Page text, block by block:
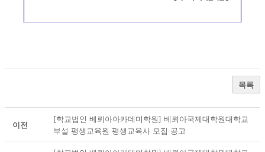
목록
이전
[학교법인 베뢰아아카데미학원] 베뢰아국제대학원대학교
부설 평생교육원 평생교육사 모집 공고